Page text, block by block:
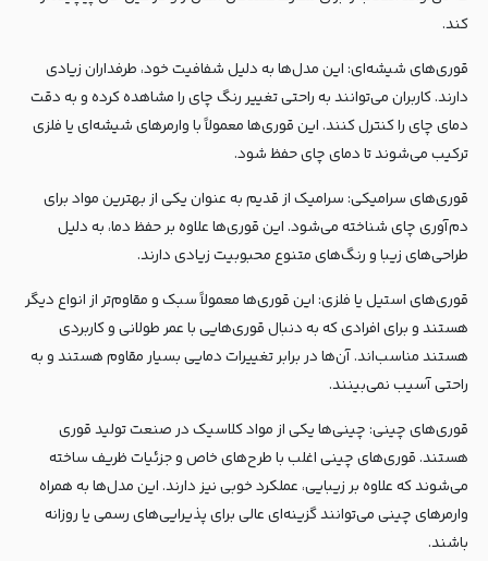
کند.
قوری‌های شیشه‌ای: این مدل‌ها به دلیل شفافیت خود، طرفداران زیادی
دارند. کاربران می‌توانند به راحتی تغییر رنگ چای را مشاهده کرده و به دقت
دمای چای را کنترل کنند. این قوری‌ها معمولاً با وارمرهای شیشه‌ای یا فلزی
ترکیب می‌شوند تا دمای چای حفظ شود.
قوری‌های سرامیکی: سرامیک از قدیم به عنوان یکی از بهترین مواد برای
دم‌آوری چای شناخته می‌شود. این قوری‌ها علاوه بر حفظ دما، به دلیل
طراحی‌های زیبا و رنگ‌های متنوع محبوبیت زیادی دارند.
قوری‌های استیل یا فلزی: این قوری‌ها معمولاً سبک و مقاوم‌تر از انواع دیگر
هستند و برای افرادی که به دنبال قوری‌هایی با عمر طولانی و کاربردی
هستند مناسب‌اند. آن‌ها در برابر تغییرات دمایی بسیار مقاوم هستند و به
راحتی آسیب نمی‌بینند.
قوری‌های چینی: چینی‌ها یکی از مواد کلاسیک در صنعت تولید قوری
هستند. قوری‌های چینی اغلب با طرح‌های خاص و جزئیات ظریف ساخته
می‌شوند که علاوه بر زیبایی، عملکرد خوبی نیز دارند. این مدل‌ها به همراه
وارمرهای چینی می‌توانند گزینه‌ای عالی برای پذیرایی‌های رسمی یا روزانه
باشند.